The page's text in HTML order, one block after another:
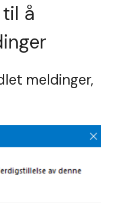
å
meldinger,